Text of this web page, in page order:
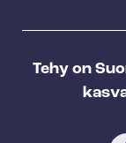
Tehy on